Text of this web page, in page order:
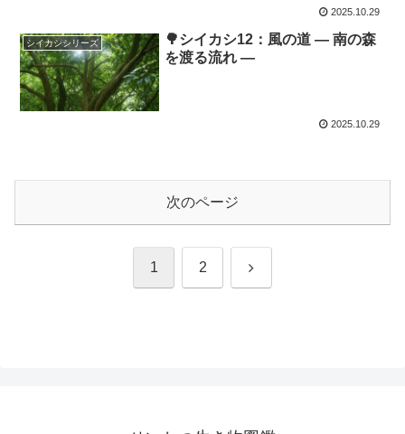
2025.10.29
シイカシシリーズ
🌳シイカシ12：風の道 ― 南の森
を渡る流れ ―
2025.10.29
次のページ
1 2 次